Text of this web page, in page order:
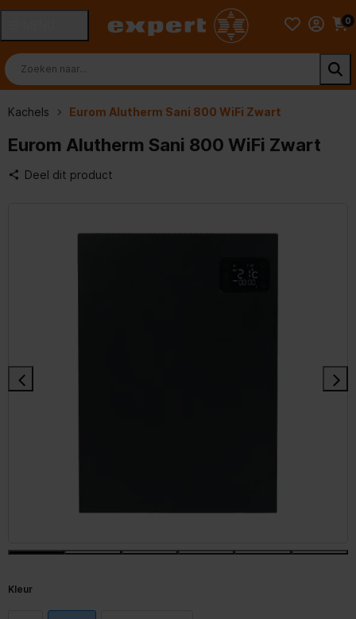
0
Kachels Eurom Alutherm Sani 800 WiFi Zwart
Eurom Alutherm Sani 800 WiFi Zwart
Deel dit product
Kleur